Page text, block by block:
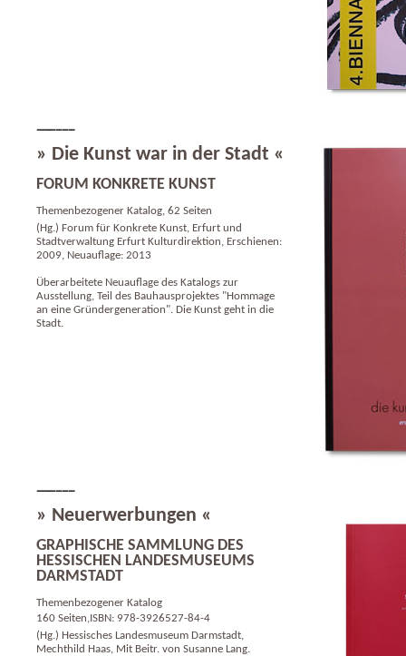
» Die Kunst war in der Stadt «
FORUM KONKRETE KUNST
Themenbezogener Katalog, 62 Seiten
(Hg.) Forum für Konkrete Kunst, Erfurt und
Stadtverwaltung Erfurt Kulturdirektion, Erschienen:
2009, Neuauflage: 2013
Überarbeitete Neuauflage des Katalogs zur
Ausstellung, Teil des Bauhausprojektes "Hommage
an eine Gründergeneration". Die Kunst geht in die
Stadt.
» Neuerwerbungen «
GRAPHISCHE SAMMLUNG DES
HESSISCHEN LANDESMUSEUMS
DARMSTADT
Themenbezogener Katalog
160 Seiten,ISBN: 978-3926527-84-4
(Hg.) Hessisches Landesmuseum Darmstadt,
Mechthild Haas, Mit Beitr. von Susanne Lang.